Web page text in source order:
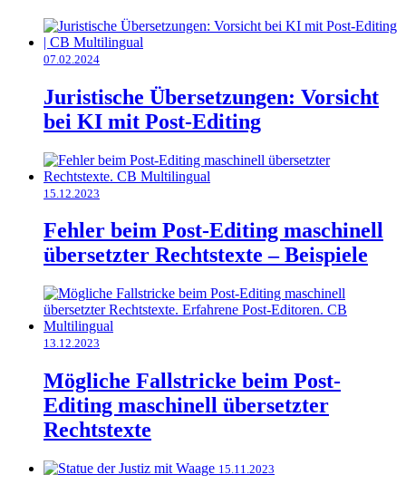
07.02.2024
Juristische Übersetzungen: Vorsicht
bei KI mit Post-Editing
15.12.2023
Fehler beim Post-Editing maschinell
übersetzter Rechtstexte – Beispiele
13.12.2023
Mögliche Fallstricke beim Post-
Editing maschinell übersetzter
Rechtstexte
15.11.2023